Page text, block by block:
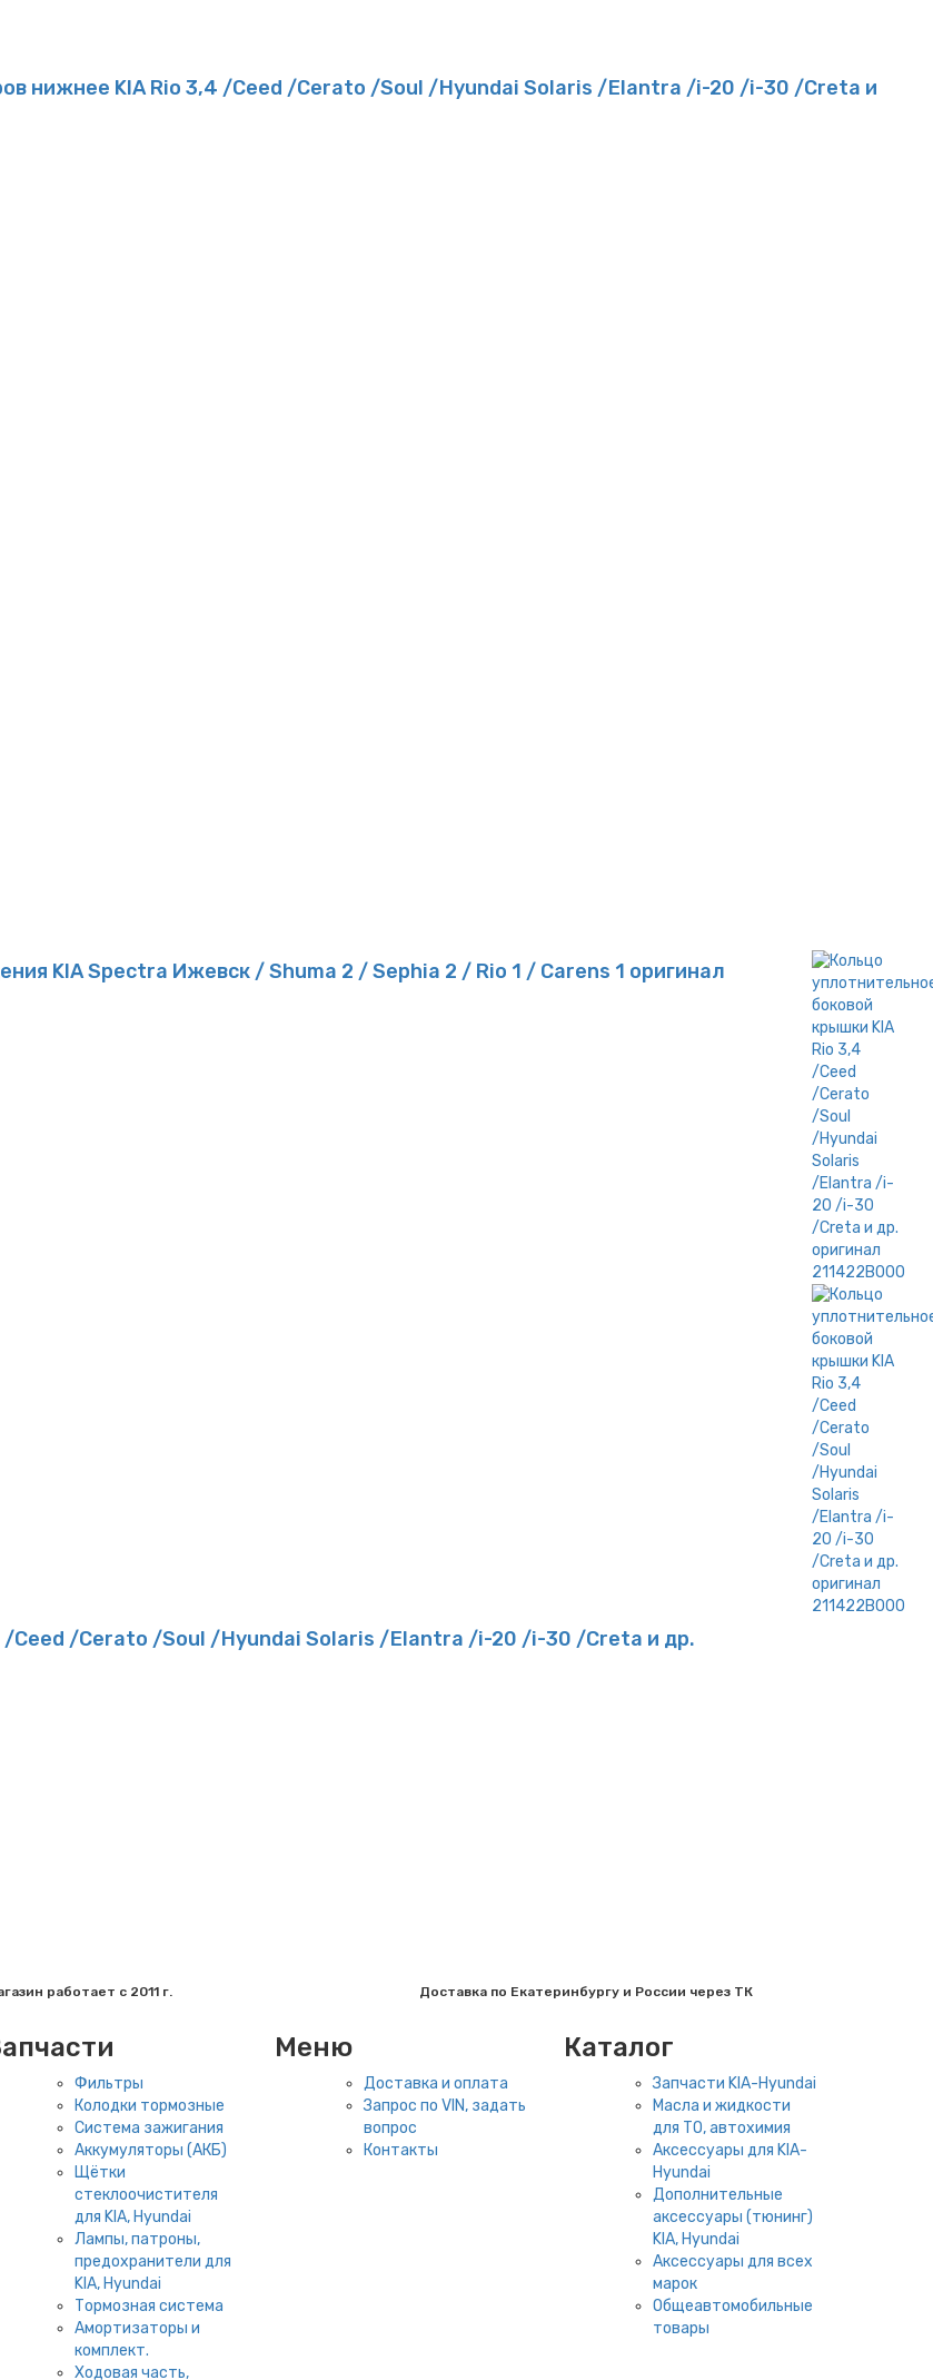
нижнее KIA Rio 3,4 /Ceed /Cerato /Soul /Hyundai Solaris /Elantra /i-20 /i-30 /Creta и
KIA Spectra Ижевск / Shuma 2 / Sephia 2 / Rio 1 / Carens 1 оригинал
/Ceed /Cerato /Soul /Hyundai Solaris /Elantra /i-20 /i-30 /Creta и др.
работает с 2011 г. Доставка по Екатеринбургу и России через ТК
Фильтры
Колодки тормозные
Система зажигания
Аккумуляторы (АКБ)
Щётки
стеклоочистителя
для KIA, Hyundai
Лампы, патроны,
предохранители для
KIA, Hyundai
Тормозная система
Амортизаторы и
комплект.
Ходовая часть,
Меню
Доставка и оплата
Запрос по VIN, задать
вопрос
Контакты
Каталог
Запчасти KIA-Hyundai
Масла и жидкости
для ТО, автохимия
Аксессуары для KIA-
Hyundai
Дополнительные
аксессуары (тюнинг)
KIA, Hyundai
Аксессуары для всех
марок
Общеавтомобильные
товары